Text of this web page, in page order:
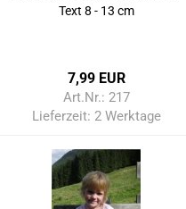
Text 8 - 13 cm
7,99 EUR
Art.Nr.: 217
Lieferzeit: 2 Werktage